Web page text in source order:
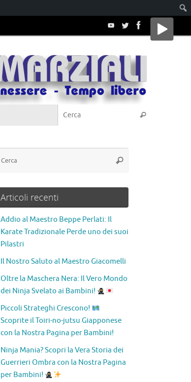
Articoli recenti
Addio al Maestro Beppe Perlati: Il
Karate Tradizionale Perde uno dei suoi
Pilastri
Il Nostro Saluto al Maestro Giacomelli
Oltre la Maschera Nera: Il Vero Mondo
dei Ninja Svelato ai Bambini!
Piccoli Strateghi Crescono!
Scoprite il Toiri-no-jutsu Giapponese
con la Nostra Pagina per Bambini!
Ninja Mania? Scopri la Vera Storia dei
Guerrieri Ombra con la Nostra Pagina
per Bambini!